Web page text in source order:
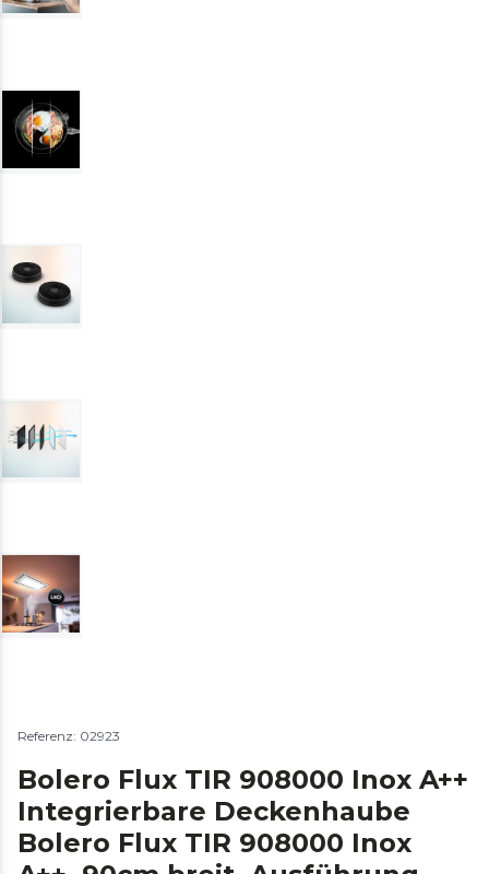
Referenz: 02923
Bolero Flux TIR 908000 Inox A++
Integrierbare Deckenhaube
Bolero Flux TIR 908000 Inox